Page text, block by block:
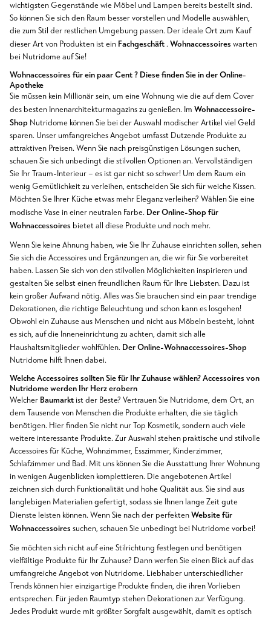
wichtigsten Gegenstände wie Möbel und Lampen bereits bestellt sind.
So können Sie sich den Raum besser vorstellen und Modelle auswählen,
die zum Stil der restlichen Umgebung passen. Der ideale Ort zum Kauf
dieser Art von Produkten ist ein Fachgeschäft . Wohnaccessoires warten
bei Nutridome auf Sie!
Wohnaccessoires für ein paar Cent? Diese finden Sie in der Online-
Apotheke
Sie müssen kein Millionär sein, um eine Wohnung wie die auf dem Cover
des besten Innenarchitekturmagazins zu genießen. Im Wohnaccessoire-
Shop Nutridome können Sie bei der Auswahl modischer Artikel viel Geld
sparen. Unser umfangreiches Angebot umfasst Dutzende Produkte zu
attraktiven Preisen. Wenn Sie nach preisgünstigen Lösungen suchen,
schauen Sie sich unbedingt die stilvollen Optionen an. Vervollständigen
Sie Ihr Traum-Interieur – es ist gar nicht so schwer! Um dem Raum ein
wenig Gemütlichkeit zu verleihen, entscheiden Sie sich für weiche Kissen.
Möchten Sie Ihrer Küche etwas mehr Eleganz verleihen? Wählen Sie eine
modische Vase in einer neutralen Farbe. Der Online-Shop für
Wohnaccessoires bietet all diese Produkte und noch mehr.
Wenn Sie keine Ahnung haben, wie Sie Ihr Zuhause einrichten sollen, sehen
Sie sich die Accessoires und Ergänzungen an, die wir für Sie vorbereitet
haben. Lassen Sie sich von den stilvollen Möglichkeiten inspirieren und
gestalten Sie selbst einen freundlichen Raum für Ihre Liebsten. Dazu ist
kein großer Aufwand nötig. Alles was Sie brauchen sind ein paar trendige
Dekorationen, die richtige Beleuchtung und schon kann es losgehen!
Obwohl ein Zuhause aus Menschen und nicht aus Möbeln besteht, lohnt
es sich, auf die Inneneinrichtung zu achten, damit sich alle
Haushaltsmitglieder wohlfühlen. Der Online-Wohnaccessoires-Shop
Nutridome hilft Ihnen dabei.
Welche Accessoires sollten Siefür Ihr Zuhausewählen?Accessoires von
Nutridome werden Ihr Herz erobern
Welcher Baumarkt ist der Beste? Vertrauen Sie Nutridome, dem Ort, an
dem Tausende von Menschen die Produkte erhalten, die sie täglich
benötigen. Hier finden Sie nicht nur Top Kosmetik, sondern auch viele
weitere interessante Produkte. Zur Auswahl stehen praktische und stilvolle
Accessoires für Küche, Wohnzimmer, Esszimmer, Kinderzimmer,
Schlafzimmer und Bad. Mit uns können Sie die Ausstattung Ihrer Wohnung
in wenigen Augenblicken komplettieren. Die angebotenen Artikel
zeichnen sich durch Funktionalität und hohe Qualität aus. Sie sind aus
langlebigen Materialien gefertigt, sodass sie Ihnen lange Zeit gute
Dienste leisten können. Wenn Sie nach der perfekten Website für
Wohnaccessoires suchen, schauen Sie unbedingt bei Nutridome vorbei!
Sie möchten sich nicht auf eine Stilrichtung festlegen und benötigen
vielfältige Produkte für Ihr Zuhause? Dann werfen Sie einen Blick auf das
umfangreiche Angebot von Nutridome. Liebhaber unterschiedlicher
Trends können hier einzigartige Produkte finden, die ihren Vorlieben
entsprechen. Für jeden Raumtyp stehen Dekorationen zur Verfügung.
Jedes Produkt wurde mit größter Sorgfalt ausgewählt, damit es optisch